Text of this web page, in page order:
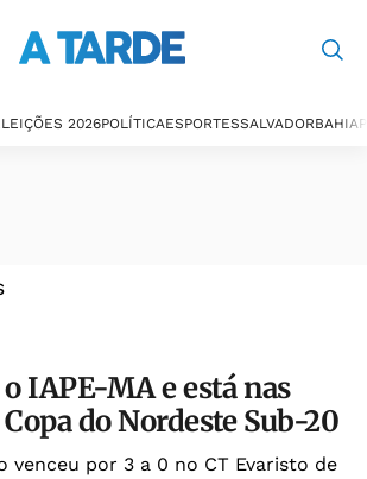
2026POLÍTICAESPORTESSALVADORBAHIA
IAPE-MA e está nas
do Nordeste Sub-20
venceu por 3 a 0 no CT Evaristo de